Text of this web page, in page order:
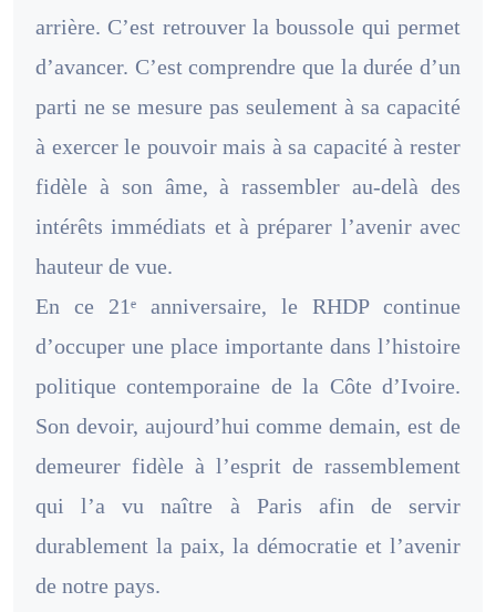
arrière. C’est retrouver la boussole qui permet
d’avancer. C’est comprendre que la durée d’un
parti ne se mesure pas seulement à sa capacité
à exercer le pouvoir mais à sa capacité à rester
fidèle à son âme, à rassembler au-delà des
intérêts immédiats et à préparer l’avenir avec
hauteur de vue.
En ce 21ᵉ anniversaire, le RHDP continue
d’occuper une place importante dans l’histoire
politique contemporaine de la Côte d’Ivoire.
Son devoir, aujourd’hui comme demain, est de
demeurer fidèle à l’esprit de rassemblement
qui l’a vu naître à Paris afin de servir
durablement la paix, la démocratie et l’avenir
de notre pays.